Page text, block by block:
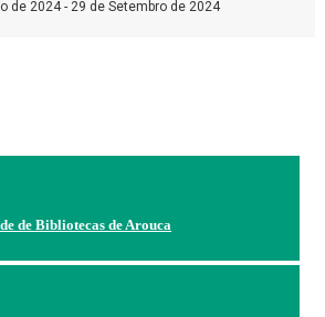
de 2024 - 29 de Setembro de 2024
de Bibliotecas de Arouca